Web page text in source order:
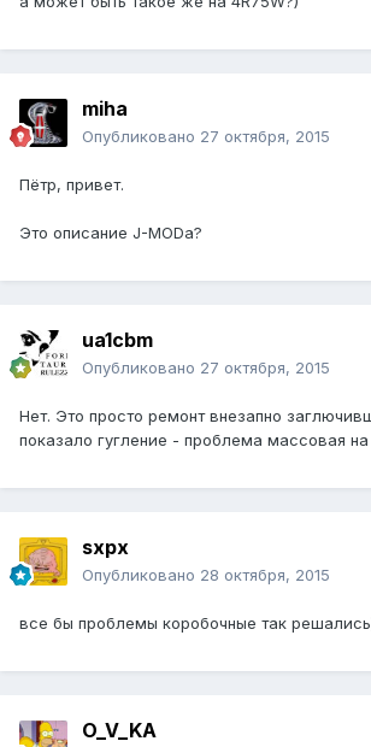
miha
Опубликовано 27 октября, 2015
Пётр, привет.
Это описание J-MODа?
ua1cbm
Опубликовано 27 октября, 2015
Нет. Это просто ремонт внезапно
показало гугление - проблема массовая на
sxpx
Опубликовано 28 октября, 2015
все бы проблемы коробочные так
O_V_KA